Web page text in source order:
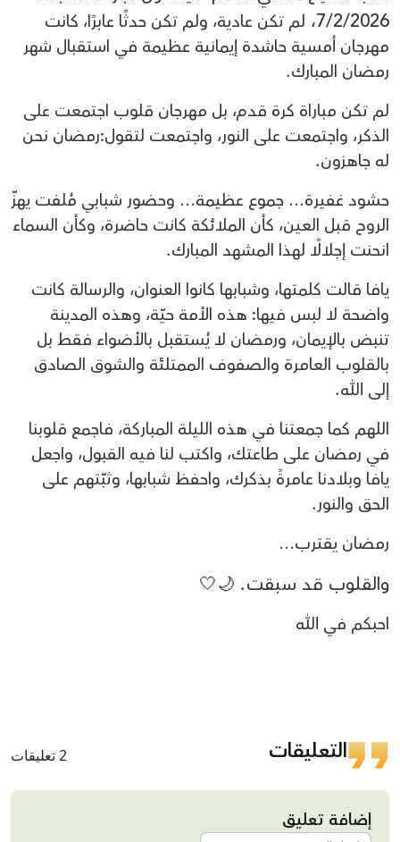
7/2/2026، لم تكن عادية، ولم تكن حدثًا عابرًا، كانت
مهرجان أمسية حاشدة إيمانية عظيمة في استقبال شهر
رمضان المبارك.
لم تكن مباراة كرة قدم، بل مهرجان قلوب اجتمعت على
الذكر، واجتمعت على النور، واجتمعت لتقول:رمضان نحن
له جاهزون.
حشود غفيرة… جموع عظيمة… وحضور شبابي مُلفت يهزّ
الروح قبل العين، كأن الملائكة كانت حاضرة، وكأن السماء
انحنت إجلالًا لهذا المشهد المبارك.
يافا قالت كلمتها، وشبابها كانوا العنوان، والرسالة كانت
واضحة لا لبس فيها: هذه الأمة حيّة، وهذه المدينة
تنبض بالإيمان، ورمضان لا يُستقبل بالأضواء فقط بل
بالقلوب العامرة والصفوف الممتلئة والشوق الصادق
إلى الله.
اللهم كما جمعتنا في هذه الليلة المباركة، فاجمع قلوبنا
في رمضان على طاعتك، واكتب لنا فيه القبول، واجعل
يافا وبلادنا عامرةً بذكرك، واحفظ شبابها، وثبّتهم على
الحق والنور.
رمضان يقترب…
والقلوب قد سبقت. 🌙🤍
احبكم في الله
التعليقات 2 تعليقات
إضافة تعليق